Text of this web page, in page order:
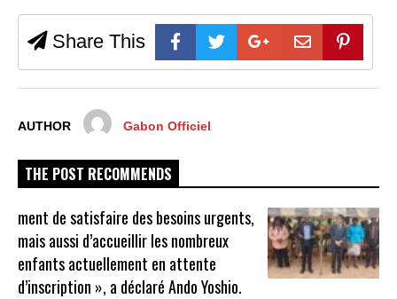
Share This
AUTHOR Gabon Officiel
THE POST RECOMMENDS
ment de satisfaire des besoins urgents,
mais aussi d’accueillir les nombreux
enfants actuellement en attente
d’inscription », a déclaré Ando Yoshio.